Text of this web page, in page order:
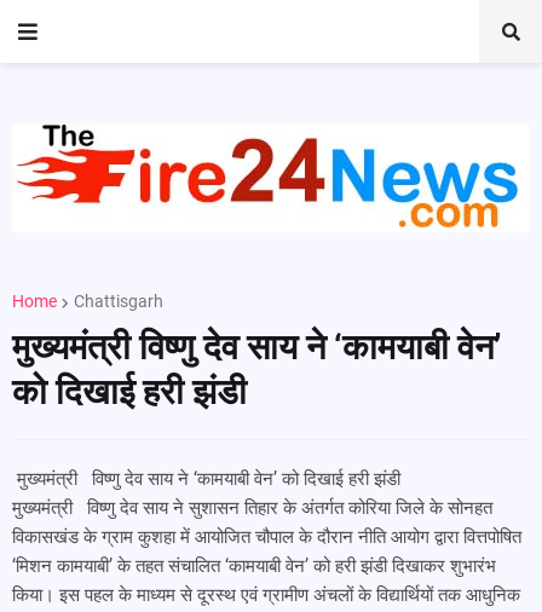
Home Chattisgarh
मुख्यमंत्री विष्णु देव साय ने ‘कामयाबी वेन’
को दिखाई हरी झंडी
मुख्यमंत्री विष्णु देव साय ने ‘कामयाबी वेन’ को दिखाई हरी झंडी
मुख्यमंत्री विष्णु देव साय ने सुशासन तिहार के अंतर्गत कोरिया जिले के सोनहत
विकासखंड के ग्राम कुशहा में आयोजित चौपाल के दौरान नीति आयोग द्वारा वित्तपोषित
‘मिशन कामयाबी’ के तहत संचालित ‘कामयाबी वेन’ को हरी झंडी दिखाकर शुभारंभ
किया। इस पहल के माध्यम से दूरस्थ एवं ग्रामीण अंचलों के विद्यार्थियों तक आधुनिक